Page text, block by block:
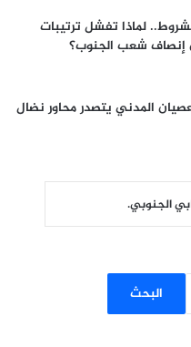
لماذا تفشل ترتيبات
إنصاف شعب الجنوب؟
المدني يتصدر محاور نضال
الجنوبي.
البحث